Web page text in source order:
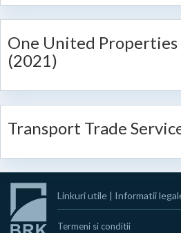
One United Properties
(2021)
Transport Trade
Linkuri utile | Informatii
Termeni si conditii